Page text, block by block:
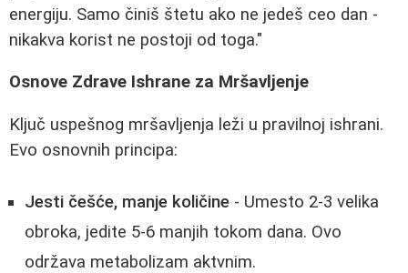
energiju. Samo činiš štetu ako ne jedeš ceo dan -
nikakva korist ne postoji od toga."
Osnove Zdrave Ishrane za Mršavljenje
Ključ uspešnog mršavljenja leži u pravilnoj ishrani.
Evo osnovnih principa:
Jesti češće, manje količine - Umesto 2-3 velika
obroka, jedite 5-6 manjih tokom dana. Ovo
održava metabolizam aktvnim.